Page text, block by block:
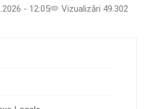
- 12:05
Vizualizări 49.302